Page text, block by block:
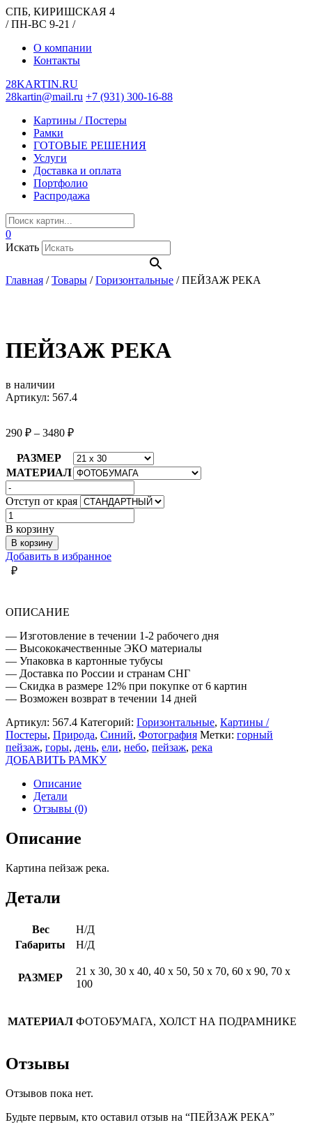
СПБ, КИРИШСКАЯ 4
/ ПН-ВС 9-21 /
О компании
Контакты
28KARTIN.RU
28kartin@mail.ru +7 (931) 300-16-88
Картины / Постеры
Рамки
ГОТОВЫЕ РЕШЕНИЯ
Услуги
Доставка и оплата
Портфолио
Распродажа
0
Искать
Главная /Товары /Горизонтальные /ПЕЙЗАЖ РЕКА
ПЕЙЗАЖ РЕКА
в наличии
Артикул: 567.4
290 ₽ – 3480 ₽
РАЗМЕР
МАТЕРИАЛ
Отступ от края
Количество
товара
ПЕЙЗАЖ
РЕКА
В корзину
В корзину
Добавить в избранное
₽
ОПИСАНИЕ
— Изготовление в течении 1-2 рабочего дня
— Высококачественные ЭКО материалы
— Упаковка в картонные тубусы
— Доставка по России и странам СНГ
— Скидка в размере 12% при покупке от 6 картин
— Возможен возврат в течении 14 дней
Артикул: 567.4 Категорий: Горизонтальные, Картины /
Постеры, Природа, Синий, Фотография Метки: горный
пейзаж, горы, день, ели, небо, пейзаж, река
ДОБАВИТЬ РАМКУ
Описание
Детали
Отзывы (0)
Описание
Картина пейзаж река.
Детали
Вес
Н/Д
Габариты
Н/Д
РАЗМЕР
21 х 30, 30 х 40, 40 х 50, 50 х 70, 60 х 90, 70 х
100
МАТЕРИАЛ ФОТОБУМАГА, ХОЛСТ НА ПОДРАМНИКЕ
Отзывы
Отзывов пока нет.
Будьте первым, кто оставил отзыв на “ПЕЙЗАЖ РЕКА”